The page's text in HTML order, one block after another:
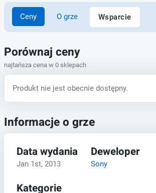
Ceny O grze Wsparcie
Porównaj ceny
najtańsza cena w 0 sklepach
Produkt nie jest obecnie dostępny.
Informacje o grze
Data wydania
Jan 1st, 2013
Deweloper
Sony
Kategorie